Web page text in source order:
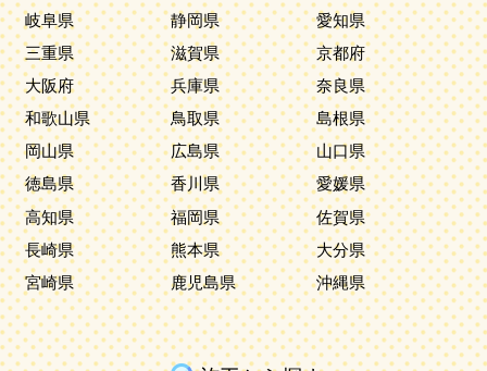
岐阜県
静岡県
愛知県
三重県
滋賀県
京都府
大阪府
兵庫県
奈良県
和歌山県
鳥取県
島根県
岡山県
広島県
山口県
徳島県
香川県
愛媛県
高知県
福岡県
佐賀県
長崎県
熊本県
大分県
宮崎県
鹿児島県 沖縄県